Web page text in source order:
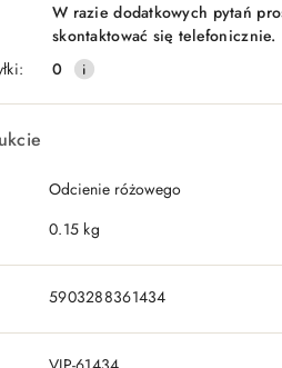
W razie dodatkowych pytań
skontaktować się telefonicznie.
0
Odcienie różowego
0.15 kg
5903288361434